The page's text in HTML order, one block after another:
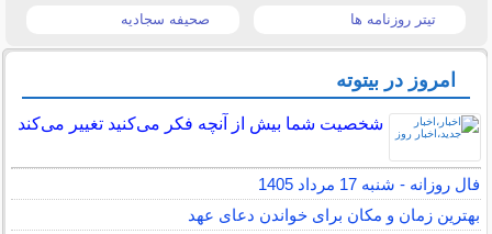
تیتر روزنامه ها صحیفه سجادیه
امروز در بیتوته
شخصیت شما بیش از آنچه فکر می‌کنید تغییر می‌کند
فال روزانه - شنبه 17 مرداد 1405
بهترین زمان و مکان برای خواندن دعای عهد